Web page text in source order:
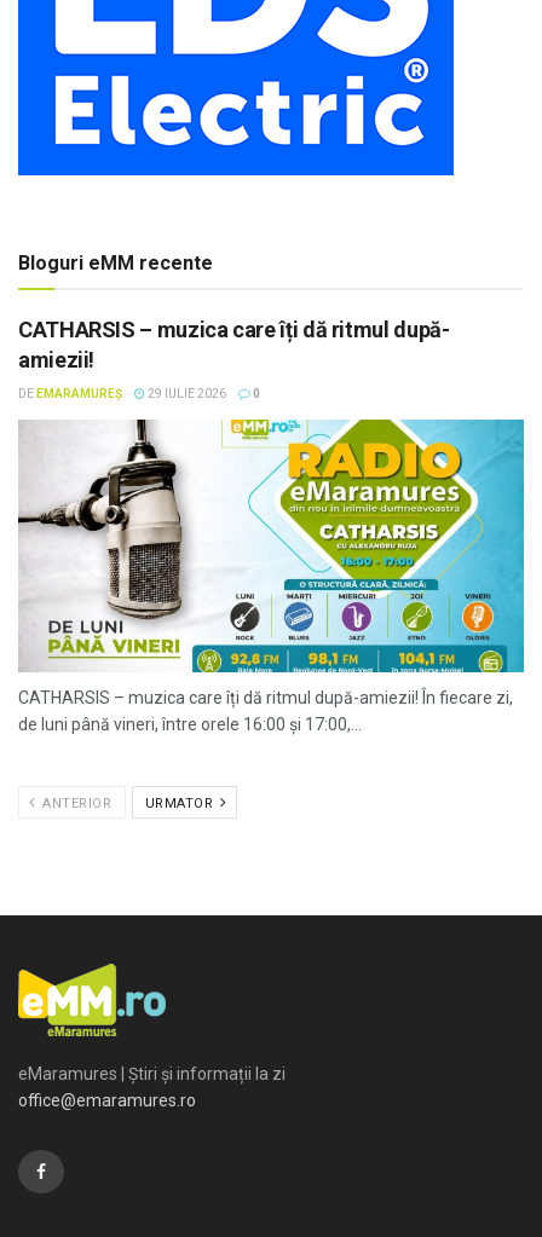
Bloguri eMM recente
CATHARSIS – muzica care îți dă ritmul după-
amiezii!
DE EMARAMUREȘ 29 IULIE 2026 0
CATHARSIS – muzica care îți dă ritmul după-amiezii! În fiecare zi,
de luni până vineri, între orele 16:00 și 17:00,...
ANTERIOR URMATOR
eMaramures | Știri și informații la zi
office@emaramures.ro